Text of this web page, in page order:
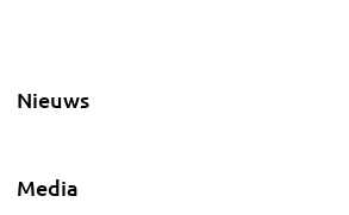
Nieuws
Media